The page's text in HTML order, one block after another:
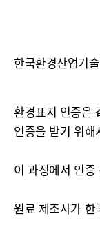
한국환경산업기
환경표지 인증은
인증을 받기 위
이 과정에서 인
원료 제조사가 한